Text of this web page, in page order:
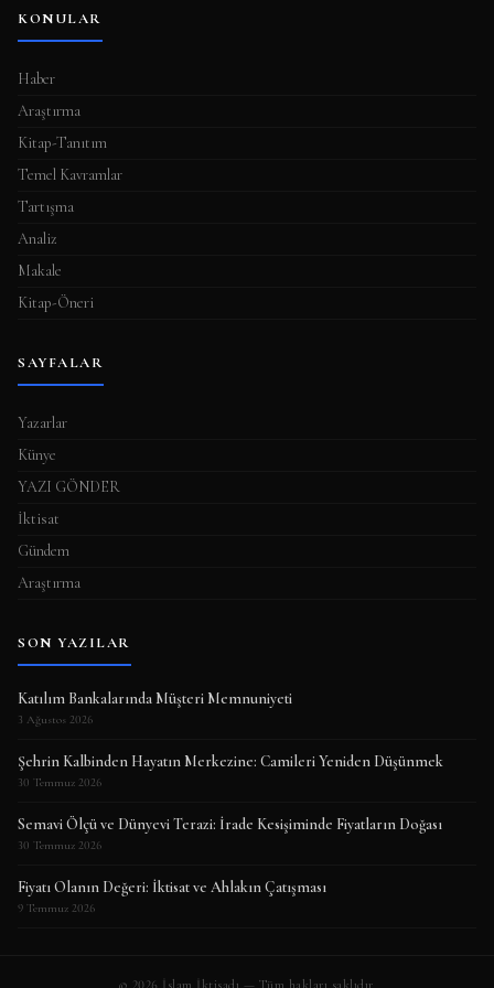
m
a
s
ı
KONULAR
Haber
Araştırma
Kitap-Tanıtım
Temel Kavramlar
Tartışma
Analiz
Makale
Kitap-Öneri
SAYFALAR
Yazarlar
Künye
YAZI GÖNDER
İktisat
Gündem
Araştırma
SON YAZILAR
Katılım Bankalarında Müşteri Memnuniyeti
3 Ağustos 2026
Şehrin Kalbinden Hayatın Merkezine: Camileri Yeniden Düşünmek
30 Temmuz 2026
Semavi Ölçü ve Dünyevi Terazi: İrade Kesişiminde Fiyatların Doğası
30 Temmuz 2026
Fiyatı Olanın Değeri: İktisat ve Ahlakın Çatışması
9 Temmuz 2026